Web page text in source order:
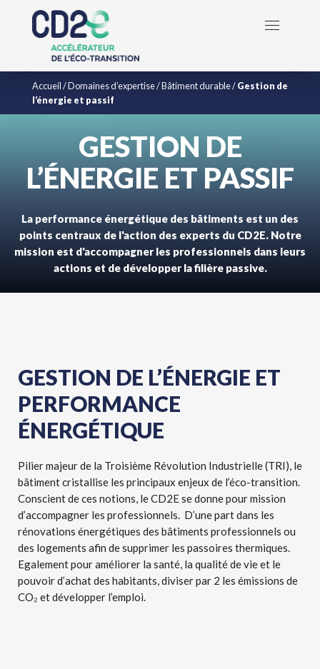
Accueil/Domaines d’expertise/Bâtiment durable/Gestion de
l’énergie et passif
GESTION DE
L’ÉNERGIE ET PASSIF
La performance énergétique des bâtiments est un des
points centraux de l'action des experts du CD2E. Notre
mission est d'accompagner les professionnels dans leurs
actions et de développer la filière passive.
GESTION DE L’ÉNERGIE ET
PERFORMANCE
ÉNERGÉTIQUE
Pilier majeur de la Troisième Révolution Industrielle (TRI), le
bâtiment cristallise les principaux enjeux de l’éco-transition.
Conscient de ces notions, le CD2E se donne pour mission
d’accompagner les professionnels. D’une part dans les
rénovations énergétiques des bâtiments professionnels ou
des logements afin de supprimer les passoires thermiques.
Egalement pour améliorer la santé, la qualité de vie et le
pouvoir d’achat des habitants, diviser par 2 les émissions de
CO₂ et développer l’emploi.